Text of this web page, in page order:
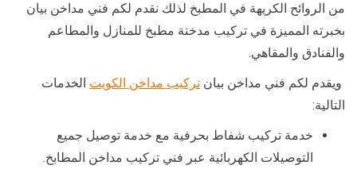
من الروائح الكريهة في المطبخ لذلك نقدم لكم فني مداخن بيان
بخبرته المميزة في تركيب مدخنة مطبخ للمنازل والمطاعم
والفنادق والمقاهي.
ويقدم لكم فني مداخن بيان تركيب مداخن الكويت الخدمات
التالية:
خدمة تركيب شفاط بحرفية مع خدمة توصيل جميع
التوصيلات الكهربائية عبر فني تركيب مداخن المطابخ.